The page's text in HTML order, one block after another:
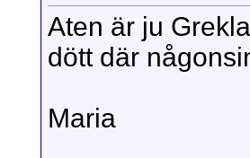
Aten är ju
dött där
Maria